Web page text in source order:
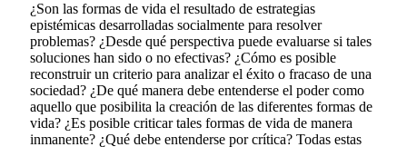
¿Son las formas de vida el resultado de estrategias
epistémicas desarrolladas socialmente para resolver
problemas? ¿Desde qué perspectiva puede evaluarse si tales
soluciones han sido o no efectivas? ¿Cómo es posible
reconstruir un criterio para analizar el éxito o fracaso de una
sociedad? ¿De qué manera debe entenderse el poder como
aquello que posibilita la creación de las diferentes formas de
vida? ¿Es posible criticar tales formas de vida de manera
inmanente? ¿Qué debe entenderse por crítica? Todas estas